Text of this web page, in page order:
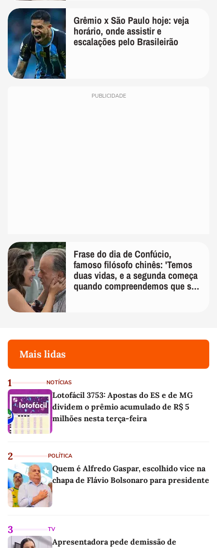
Grêmio x São Paulo hoje: veja
horário, onde assistir e
escalações pelo Brasileirão
PUBLICIDADE
Frase do dia de Confúcio,
famoso filósofo chinês: 'Temos
duas vidas, e a segunda começa
quando compreendemos que só
Mais lidas
1 NOTÍCIAS
Lotofácil 3753: Apostas do ES e de MG
dividem o prêmio acumulado de R$ 5
milhões nesta terça-feira
2 POLÍTICA
Quem é Alfredo Gaspar, escolhido vice na
chapa de Flávio Bolsonaro para presidente
3 TV
Apresentadora pede demissão de